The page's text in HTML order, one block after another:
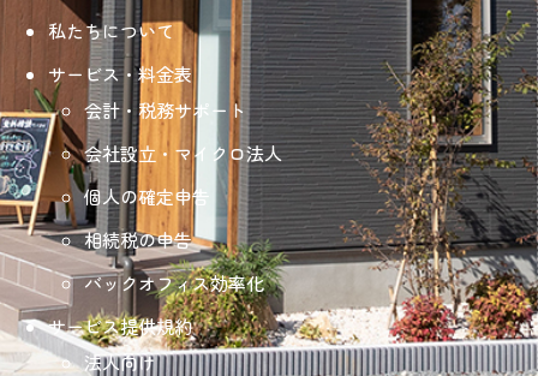
私たちについて
サービス・料金表
会計・税務サポート
会社設立・マイクロ法人
個人の確定申告
相続税の申告
バックオフィス効率化
サービス提供規約
法人向け